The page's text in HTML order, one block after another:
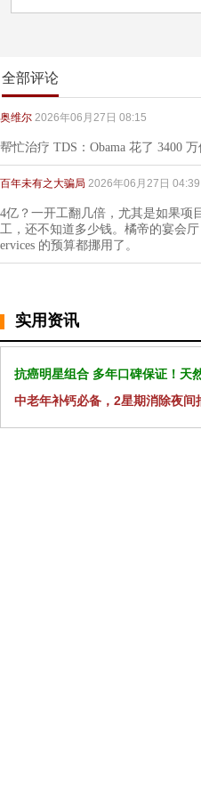
全部评论
奥维尔 2026年06月27日 08:15
帮忙治疗 TDS：Obama 花了 3400
百年未有之大骗局 2026年06月27日 04:39
4亿？一开工翻几倍，尤其是如果项
工，还不知道多少钱。橘帝的宴会
ervices 的预算都挪用了。
实用资讯
抗癌明星组合 多年口碑保证！天
中老年补钙必备，2星期消除夜